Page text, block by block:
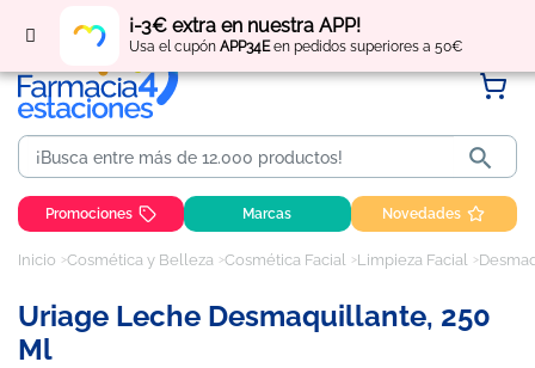
¡-3€ extra en nuestra APP!
Usa el cupón APP34Een pedidos superiores a 50€
Regístratey obtén puntos por tus compras

Promociones Marcas Novedades
Inicio Cosmética y Belleza Cosmética Facial Limpieza Facial
Uriage Leche Desmaquillante, 250
Ml